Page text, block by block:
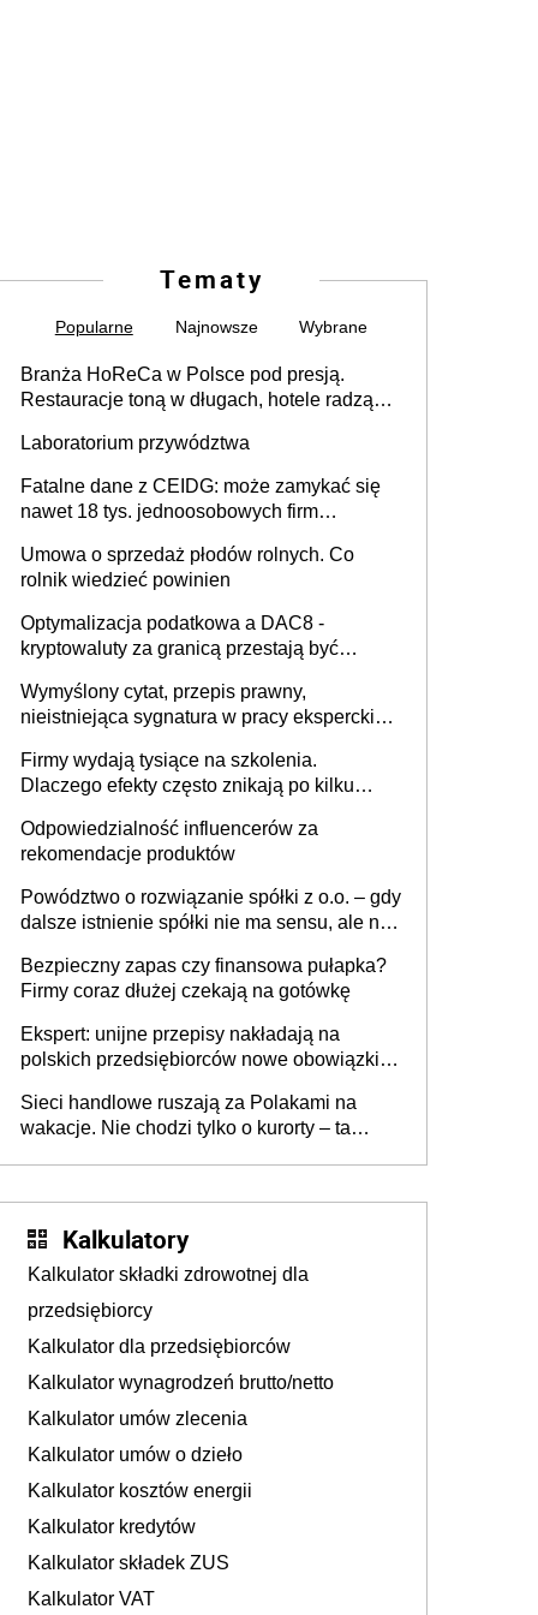
Tematy
Popularne Najnowsze Wybrane
Branża HoReCa w Polsce pod presją.
Restauracje toną w długach, hotele radzą
Laboratorium przywództwa
Fatalne dane z CEIDG: może zamykać się
nawet 18 tys. jednoosobowych firm
Umowa o sprzedaż płodów rolnych. Co
rolnik wiedzieć powinien
Optymalizacja podatkowa a DAC8 -
kryptowaluty za granicą przestają być
Wymyślony cytat, przepis prawny,
nieistniejąca sygnatura w pracy eksperckiej -
firmie
Firmy wydają tysiące na szkolenia.
Dlaczego efekty często znikają po kilku
Odpowiedzialność influencerów za
rekomendacje produktów
Powództwo o rozwiązanie spółki z o.o. – gdy
dalsze istnienie spółki nie ma sensu, ale nie
Bezpieczny zapas czy finansowa pułapka?
Firmy coraz dłużej czekają na gotówkę
Ekspert: unijne przepisy nakładają na
polskich przedsiębiorców nowe obowiązki w
Sieci handlowe ruszają za Polakami na
wakacje. Nie chodzi tylko o kurorty – ta
Kalkulatory
Kalkulator składki zdrowotnej dla
przedsiębiorcy
Kalkulator dla przedsiębiorców
Kalkulator wynagrodzeń brutto/netto
Kalkulator umów zlecenia
Kalkulator umów o dzieło
Kalkulator kosztów energii
Kalkulator kredytów
Kalkulator składek ZUS
Kalkulator VAT